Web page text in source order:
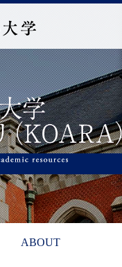
ABOUT